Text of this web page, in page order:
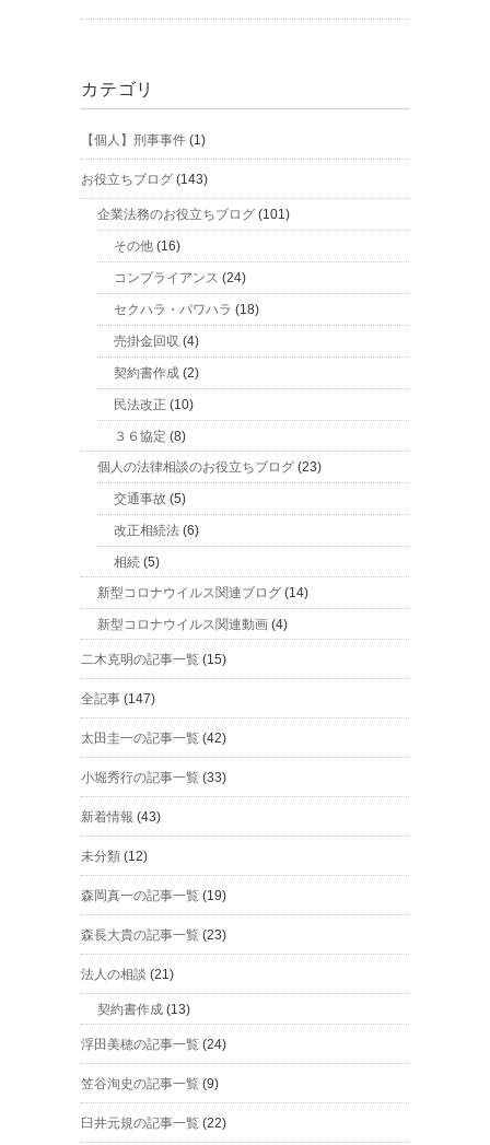
カテゴリ
【個人】刑事事件 (1)
お役立ちブログ (143)
企業法務のお役立ちブログ (101)
その他 (16)
コンプライアンス (24)
セクハラ・パワハラ (18)
売掛金回収 (4)
契約書作成 (2)
民法改正 (10)
３６協定 (8)
個人の法律相談のお役立ちブログ (23)
交通事故 (5)
改正相続法 (6)
相続 (5)
新型コロナウイルス関連ブログ (14)
新型コロナウイルス関連動画 (4)
二木克明の記事一覧 (15)
全記事 (147)
太田圭一の記事一覧 (42)
小堀秀行の記事一覧 (33)
新着情報 (43)
未分類 (12)
森岡真一の記事一覧 (19)
森長大貴の記事一覧 (23)
法人の相談 (21)
契約書作成 (13)
浮田美穂の記事一覧 (24)
笠谷洵史の記事一覧 (9)
臼井元規の記事一覧 (22)